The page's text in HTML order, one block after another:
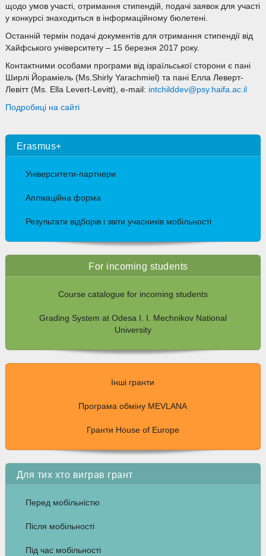
щодо умов участі, отримання стипендій, подачі заявок для участі
у конкурсі знаходиться в інформаційному бюлетені.
Останній термін подачі документів для отримання стипендії від
Хайфського університету – 15 березня 2017 року.
Контактними особами програми від ізраїльської сторони є пані
Ширлі Йораміель (Ms.Shirly Yarachmiel) та пані Елла Леверт-
Левітт (Ms. Ella Levert-Levitt), e-mail: intchilddev@psy.haifa.ac.il
Подробиці на сайті
Erasmus+
Університети-партнери
Аплікаційна форма
Результати відборів і звіти учасників мобільності
For incoming students
Course catalogue for incoming students
Grading System at Odesa I. I. Mechnikov National
University
Інші гранти
Програма обміну MEVLANA
Гранти House of Europe
Для тих хто виграв грант
Перед мобільністю
Після мобільності
Під час мобільності